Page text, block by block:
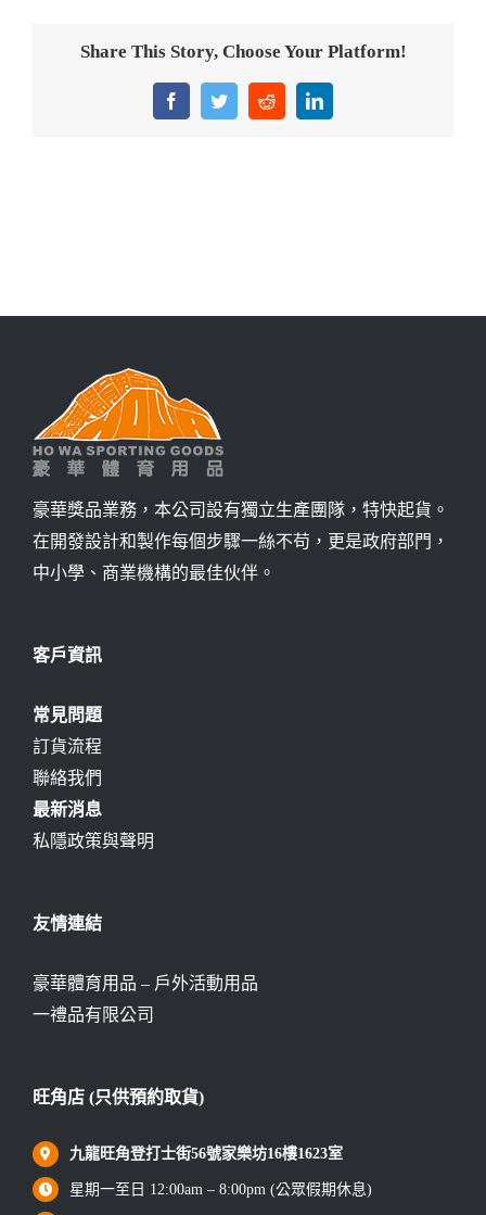
Share This Story, Choose Your Platform!
FacebookTwitterRedditLinkedIn
豪華獎品業務，本公司設有獨立生產團隊，特快起貨。
在開發設計和製作每個步驟一絲不苟，更是政府部門，
中小學、商業機構的最佳伙伴。
客戶資訊
常見問題
訂貨流程
聯絡我們
最新消息
私隱政策與聲明
友情連結
豪華體育用品 – 戶外活動用品
一禮品有限公司
旺角店 (只供預約取貨)
九龍旺角登打士街56號家樂坊16樓1623室
星期一至日 12:00am – 8:00pm (公眾假期休息)